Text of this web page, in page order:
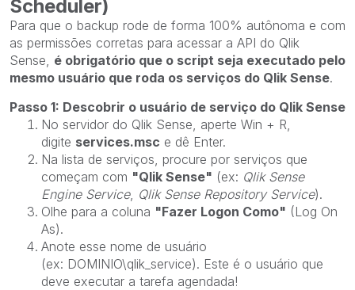
Scheduler)
Para que o backup rode de forma 100% autônoma e com
as permissões corretas para acessar a API do Qlik
Sense, é obrigatório que o script seja executado pelo
mesmo usuário que roda os serviços do Qlik Sense.
Passo 1: Descobrir o usuário de serviço do Qlik Sense
No servidor do Qlik Sense, aperte Win + R,
digite services.msc e dê Enter.
Na lista de serviços, procure por serviços que
começam com "Qlik Sense" (ex: Qlik Sense
Engine Service, Qlik Sense Repository Service).
Olhe para a coluna "Fazer Logon Como" (Log On
As).
Anote esse nome de usuário
(ex: DOMINIO\qlik_service). Este é o usuário que
deve executar a tarefa agendada!